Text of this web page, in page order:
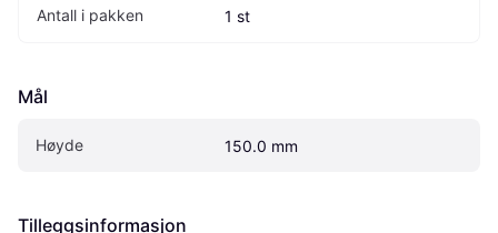
Antall i pakken 1 st
Mål
Høyde 150.0 mm
Tilleggsinformasjon